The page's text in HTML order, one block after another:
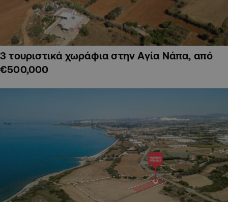
3 τουριστικά χωράφια στην Αγία Νάπα, από
€500,000